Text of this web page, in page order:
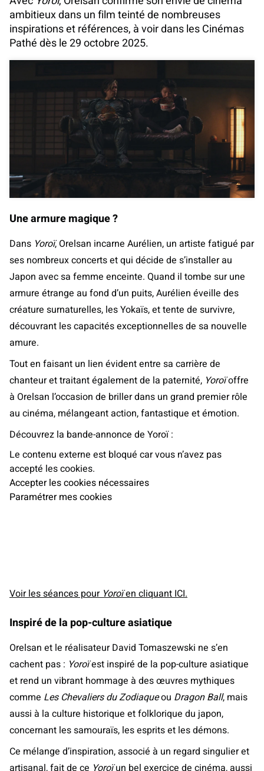
ambitieux dans un film teinté de nombreuses
inspirations et références, à voir dans les Cinémas
Pathé dès le 29 octobre 2025.
Une armure magique ?
Dans Yoroï, Orelsan incarne Aurélien, un artiste fatigué par
ses nombreux concerts et qui décide de s’installer au
Japon avec sa femme enceinte. Quand il tombe sur une
armure étrange au fond d’un puits, Aurélien éveille des
créature surnaturelles, les Yokaïs, et tente de survivre,
découvrant les capacités exceptionnelles de sa nouvelle
amure.
Tout en faisant un lien évident entre sa carrière de
chanteur et traitant également de la paternité, Yoroïoffre
à Orelsan l’occasion de briller dans un grand premier rôle
au cinéma, mélangeant action, fantastique et émotion.
Découvrez la bande-annonce de Yoroï :
Le contenu externe est bloqué car vous n’avez pas
accepté les cookies.
Accepter les cookies nécessaires
Paramétrer mes cookies
Voir les séances pour Yoroïen cliquant ICI.
Inspiré de la pop-culture asiatique
Orelsan et le réalisateur David Tomaszewski ne s’en
cachent pas : Yoroïest inspiré de la pop-culture asiatique
et rend un vibrant hommage à des œuvres mythiques
comme Les Chevaliers du Zodiaqueou Dragon Ball, mais
aussi à la culture historique et folklorique du japon,
concernant les samouraïs, les esprits et les démons.
Ce mélange d’inspiration, associé à un regard singulier et
artisanal, fait de ce Yoroïun bel exercice de cinéma, aussi